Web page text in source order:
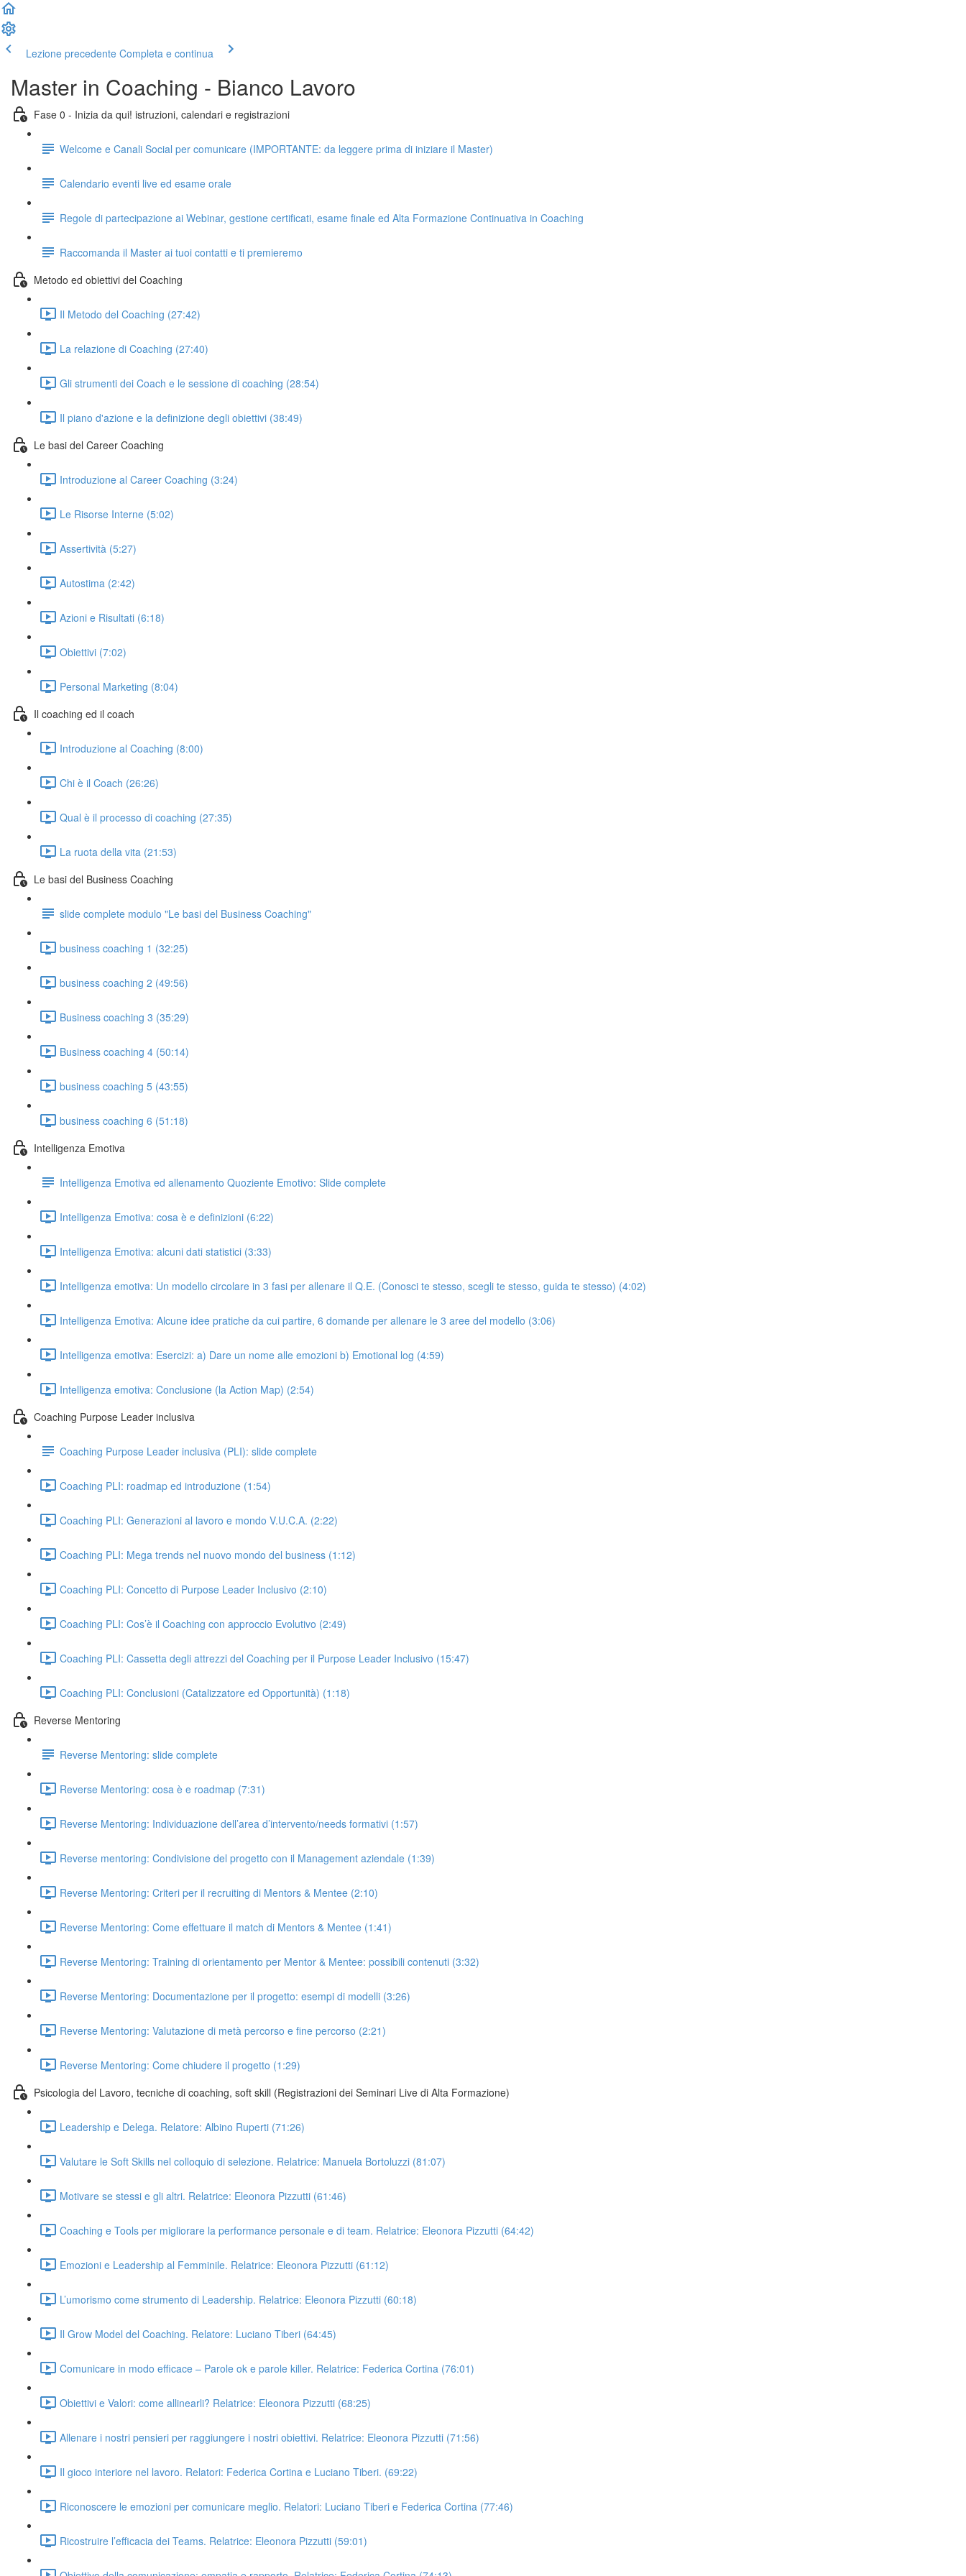
Lezione precedente Completa e continua
Master in Coaching - Bianco Lavoro
Fase 0 - Inizia da qui! istruzioni, calendari e registrazioni
Welcome e Canali Social per comunicare (IMPORTANTE: da leggere prima di iniziare il Master)
Calendario eventi live ed esame orale
Regole di partecipazione ai Webinar, gestione certificati, esame finale ed Alta Formazione Continuativa in Coaching
Raccomanda il Master ai tuoi contatti e ti premieremo
Metodo ed obiettivi del Coaching
Il Metodo del Coaching (27:42)
La relazione di Coaching (27:40)
Gli strumenti dei Coach e le sessione di coaching (28:54)
Il piano d'azione e la definizione degli obiettivi (38:49)
Le basi del Career Coaching
Introduzione al Career Coaching (3:24)
Le Risorse Interne (5:02)
Assertività (5:27)
Autostima (2:42)
Azioni e Risultati (6:18)
Obiettivi (7:02)
Personal Marketing (8:04)
Il coaching ed il coach
Introduzione al Coaching (8:00)
Chi è il Coach (26:26)
Qual è il processo di coaching (27:35)
La ruota della vita (21:53)
Le basi del Business Coaching
slide complete modulo "Le basi del Business Coaching"
business coaching 1 (32:25)
business coaching 2 (49:56)
Business coaching 3 (35:29)
Business coaching 4 (50:14)
business coaching 5 (43:55)
business coaching 6 (51:18)
Intelligenza Emotiva
Intelligenza Emotiva ed allenamento Quoziente Emotivo: Slide complete
Intelligenza Emotiva: cosa è e definizioni (6:22)
Intelligenza Emotiva: alcuni dati statistici (3:33)
Intelligenza emotiva: Un modello circolare in 3 fasi per allenare il Q.E. (Conosci te stesso, scegli te stesso, guida te stesso) (4:02)
Intelligenza Emotiva: Alcune idee pratiche da cui partire, 6 domande per allenare le 3 aree del modello (3:06)
Intelligenza emotiva: Esercizi: a) Dare un nome alle emozioni b) Emotional log (4:59)
Intelligenza emotiva: Conclusione (la Action Map) (2:54)
Coaching Purpose Leader inclusiva
Coaching Purpose Leader inclusiva (PLI): slide complete
Coaching PLI: roadmap ed introduzione (1:54)
Coaching PLI: Generazioni al lavoro e mondo V.U.C.A. (2:22)
Coaching PLI: Mega trends nel nuovo mondo del business (1:12)
Coaching PLI: Concetto di Purpose Leader Inclusivo (2:10)
Coaching PLI: Cos’è il Coaching con approccio Evolutivo (2:49)
Coaching PLI: Cassetta degli attrezzi del Coaching per il Purpose Leader Inclusivo (15:47)
Coaching PLI: Conclusioni (Catalizzatore ed Opportunità) (1:18)
Reverse Mentoring
Reverse Mentoring: slide complete
Reverse Mentoring: cosa è e roadmap (7:31)
Reverse Mentoring: Individuazione dell’area d’intervento/needs formativi (1:57)
Reverse mentoring: Condivisione del progetto con il Management aziendale (1:39)
Reverse Mentoring: Criteri per il recruiting di Mentors & Mentee (2:10)
Reverse Mentoring: Come effettuare il match di Mentors & Mentee (1:41)
Reverse Mentoring: Training di orientamento per Mentor & Mentee: possibili contenuti (3:32)
Reverse Mentoring: Documentazione per il progetto: esempi di modelli (3:26)
Reverse Mentoring: Valutazione di metà percorso e fine percorso (2:21)
Reverse Mentoring: Come chiudere il progetto (1:29)
Psicologia del Lavoro, tecniche di coaching, soft skill (Registrazioni dei Seminari Live di Alta Formazione)
Leadership e Delega. Relatore: Albino Ruperti (71:26)
Valutare le Soft Skills nel colloquio di selezione. Relatrice: Manuela Bortoluzzi (81:07)
Motivare se stessi e gli altri. Relatrice: Eleonora Pizzutti (61:46)
Coaching e Tools per migliorare la performance personale e di team. Relatrice: Eleonora Pizzutti (64:42)
Emozioni e Leadership al Femminile. Relatrice: Eleonora Pizzutti (61:12)
L’umorismo come strumento di Leadership. Relatrice: Eleonora Pizzutti (60:18)
Il Grow Model del Coaching. Relatore: Luciano Tiberi (64:45)
Comunicare in modo efficace – Parole ok e parole killer. Relatrice: Federica Cortina (76:01)
Obiettivi e Valori: come allinearli? Relatrice: Eleonora Pizzutti (68:25)
Allenare i nostri pensieri per raggiungere i nostri obiettivi. Relatrice: Eleonora Pizzutti (71:56)
Il gioco interiore nel lavoro. Relatori: Federica Cortina e Luciano Tiberi. (69:22)
Riconoscere le emozioni per comunicare meglio. Relatori: Luciano Tiberi e Federica Cortina (77:46)
Ricostruire l’efficacia dei Teams. Relatrice: Eleonora Pizzutti (59:01)